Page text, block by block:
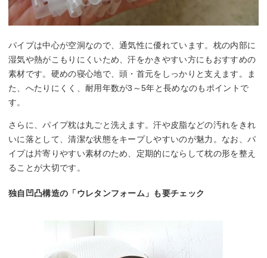
パイプは中心が空洞なので、通気性に優れています。枕の内部に
湿気や熱がこもりにくいため、汗をかきやすい方にもおすすめの
素材です。硬めの寝心地で、頭・首元をしっかりと支えます。ま
た、へたりにくく、耐用年数が3～5年と長めなのもポイントで
す。
さらに、パイプ枕は丸ごと洗えます。汗や皮脂などの汚れをきれ
いに落として、清潔な状態をキープしやすいのが魅力。なお、パ
イプは片寄りやすい素材のため、定期的にならして枕の形を整え
ることが大切です。
独自凹凸構造の「ウレタンフォーム」も要チェック